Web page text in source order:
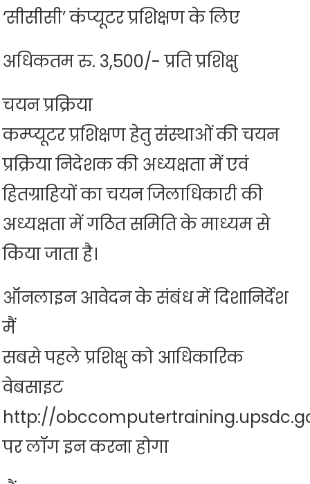
‘सीसीसी’ कंप्यूटर प्रशिक्षण के लिए
अधिकतम रु. 3,500/- प्रति प्रशिक्षु
चयन प्रक्रिया
कम्प्यूटर प्रशिक्षण हेतु संस्थाओं की चयन
प्रक्रिया निदेशक की अध्यक्षता में एवं
हितग्राहियों का चयन जिलाधिकारी की
अध्यक्षता में गठित समिति के माध्यम से
किया जाता है।
ऑनलाइन आवेदन के संबंध में दिशानिर्देश
मैं
सबसे पहले प्रशिक्षु को आधिकारिक
वेबसाइट
http://
पर लॉग इन करना होगा